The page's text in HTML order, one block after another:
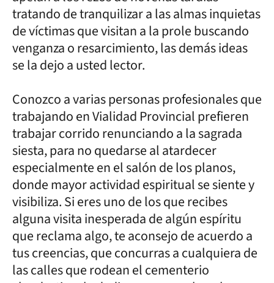
tratando de tranquilizar a las almas inquietas
de víctimas que visitan a la prole buscando
venganza o resarcimiento, las demás ideas
se la dejo a usted lector.
Conozco a varias personas profesionales que
trabajando en Vialidad Provincial prefieren
trabajar corrido renunciando a la sagrada
siesta, para no quedarse al atardecer
especialmente en el salón de los planos,
donde mayor actividad espiritual se siente y
visibiliza. Si eres uno de los que recibes
alguna visita inesperada de algún espíritu
que reclama algo, te aconsejo de acuerdo a
tus creencias, que concurras a cualquiera de
las calles que rodean el cementerio